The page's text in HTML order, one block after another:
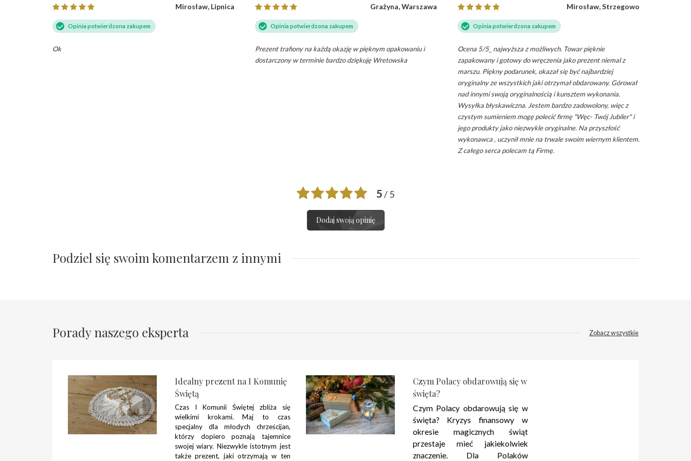
Mirosław, Lipnica
Opinia potwierdzona zakupem
Ok
Grażyna, Warszawa
Opinia potwierdzona zakupem
Prezent trafiony na każdą okazję w pięknym opakowaniu i
dostarczony w terminie bardzo dziękuję Wretowska
Mirosław, Strzegowo
Opinia potwierdzona zakupem
Ocena 5/5_ najwyższa z możliwych. Towar pięknie
zapakowany i gotowy do wręczenia jako prezent niemal z
marszu. Piękny podarunek, okazał się być najbardziej
oryginalny ze wszystkich jaki otrzymał obdarowany. Górował
nad innymi swoją oryginalnością i kunsztem wykonania.
Wysyłka błyskawiczna. Jestem bardzo zadowolony, więc z
czystym sumieniem mogę polecić firmę "Węc- Twój Jubiler" i
jego produkty jako niezwykle oryginalne. Na przyszłość
wykonawca , uczynił mnie na trwale swoim wiernym klientem.
Z całego serca polecam tą Firmę.
5/ 5
Dodaj swoją opinię
Podziel się swoim komentarzem z innymi
Porady naszego eksperta Zobacz wszystkie
Idealny prezent na I Komunię
Świętą
Czas I Komunii Świętej zbliża się
wielkimi krokami. Maj to czas
specjalny dla młodych chrześcijan,
którzy dopiero poznają tajemnice
swojej wiary. Niezwykle istotnym jest
także prezent, jaki otrzymają w ten
Czym Polacy obdarowują się w
święta?
Czym Polacy obdarowują się w
święta? Kryzys finansowy w
okresie magicznych świąt
przestaje mieć jakiekolwiek
znaczenie. Dla Polaków